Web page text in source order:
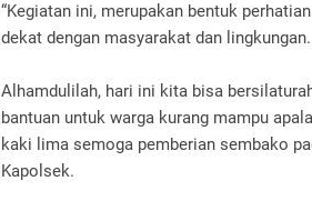
“Kegiatan ini, merupakan bentuk
dekat dengan masyarakat dan lingkungan.
Alhamdulilah, hari ini kita bisa
bantuan untuk warga kurang mampu
kaki lima semoga pemberian sembako
Kapolsek.